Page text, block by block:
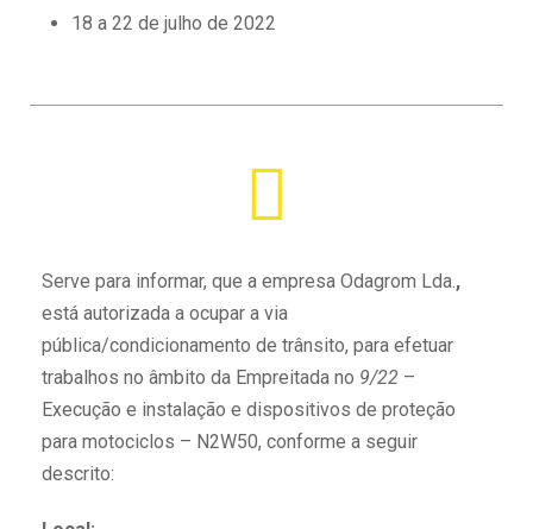
18 a 22 de julho de 2022
Serve para informar, que a empresa Odagrom Lda.,
está autorizada a ocupar a via
pública/condicionamento de trânsito, para efetuar
trabalhos no âmbito da Empreitada no 9/22 –
Execução e instalação e dispositivos de proteção
para motociclos – N2W50, conforme a seguir
descrito: